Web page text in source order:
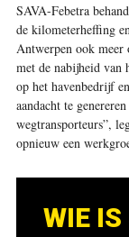
SAVA-Febetra
de kilometerheffing
Antwerpen ook meer
met de nabijheid van
op het havenbedrijf
aandacht te
wegtransporteurs”,
opnieuw een
WIE